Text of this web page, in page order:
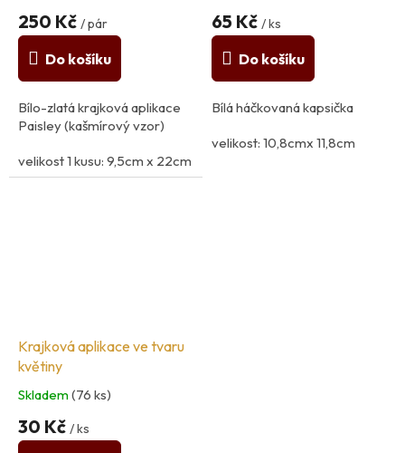
250 Kč / pár
Do košíku
Bílo-zlatá krajková aplikace
Paisley (kašmírový vzor)
velikost 1 kusu: 9,5cm x 22cm
65 Kč / ks
Do košíku
Bílá háčkovaná kapsička
velikost: 10,8cmx 11,8cm
Krajková aplikace ve tvaru
květiny
Skladem(76 ks)
30 Kč / ks